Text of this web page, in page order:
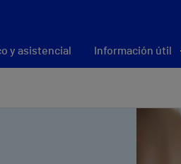
y asistencial Información útil